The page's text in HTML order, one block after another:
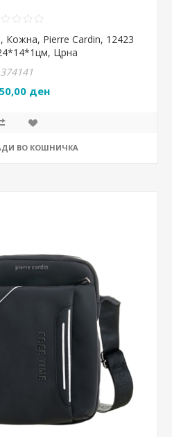
Кожна, Pierre Cardin, 12423
Црна
374141
ден
ВО КОШНИЧКА